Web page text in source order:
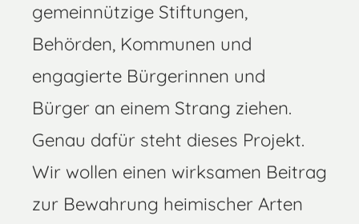
gemeinnützige Stiftungen,
Behörden, Kommunen und
engagierte Bürgerinnen und
Bürger an einem Strang ziehen.
Genau dafür steht dieses Projekt.
Wir wollen einen wirksamen Beitrag
zur Bewahrung heimischer Arten